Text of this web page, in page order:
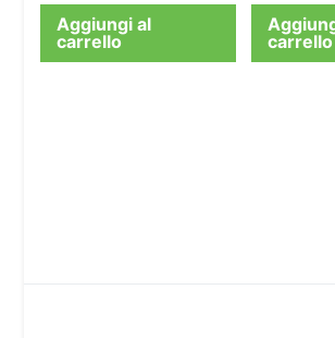
Aggiungi al
carrello
carrello